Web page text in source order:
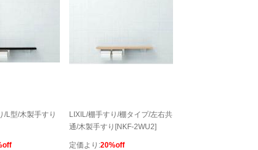
/L型/木製手すり
LIXIL/棚手すり/棚タイプ/左右共
通/木製手すり[NKF-2WU2]
定価より:20%off